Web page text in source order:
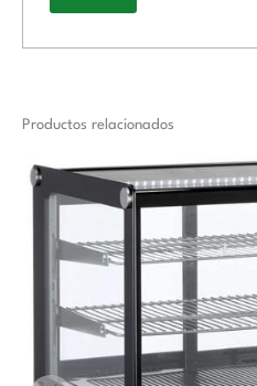
Productos relacionados
precio
original
era:
precio
actual
608,00 €.